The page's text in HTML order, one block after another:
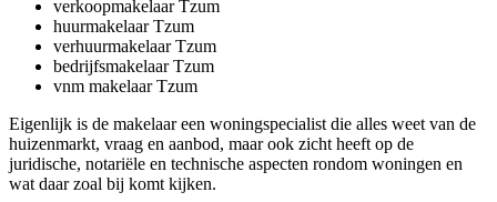
verkoopmakelaar Tzum
huurmakelaar Tzum
verhuurmakelaar Tzum
bedrijfsmakelaar Tzum
vnm makelaar Tzum
Eigenlijk is de makelaar een woningspecialist die alles weet van de
huizenmarkt, vraag en aanbod, maar ook zicht heeft op de
juridische, notariële en technische aspecten rondom woningen en
wat daar zoal bij komt kijken.